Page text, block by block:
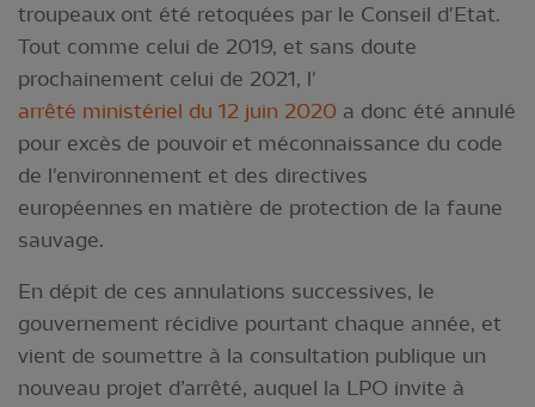
troupeaux ont été retoquées par le Conseil d'Etat.
Tout comme celui de 2019, et sans doute
prochainement celui de 2021, l'
arrêté ministériel du 12 juin 2020 a donc été annulé
pour excès de pouvoir et méconnaissance du code
de l'environnement et des directives
européennes en matière de protection de la faune
sauvage.
En dépit de ces annulations successives, le
gouvernement récidive pourtant chaque année, et
vient de soumettre à la consultation publique un
nouveau projet d’arrêté, auquel la LPO invite à